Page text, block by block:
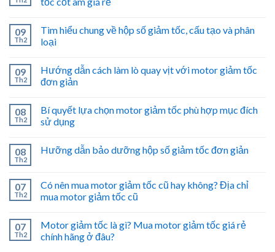
09
Th2
Tìm hiểu chung về hộp số giảm tốc, cấu tạo và phân
loại
09
Th2
Hướng dẫn cách làm lò quay vịt với motor giảm tốc
đơn giản
08
Th2
Bí quyết lựa chọn motor giảm tốc phù hợp mục đích
sử dụng
08
Th2
Hưỡng dẫn bảo dưỡng hộp số giảm tốc đơn giản
07
Th2
Có nên mua motor giảm tốc cũ hay không? Địa chỉ
mua motor giảm tốc cũ
07
Th2
Motor giảm tốc là gì? Mua motor giảm tốc giá rẻ
chính hãng ở đâu?